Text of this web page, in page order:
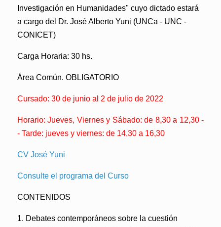
Investigación en Humanidades" cuyo dictado estará
a cargo del Dr. José Alberto Yuni (UNCa - UNC -
CONICET)
Carga Horaria: 30 hs.
Área Común. OBLIGATORIO
Cursado: 30 de junio al 2 de julio de 2022
Horario: Jueves, Viernes y Sábado: de 8,30 a 12,30 -
- Tarde: jueves y viernes: de 14,30 a 16,30
CV José Yuni
Consulte el programa del Curso
CONTENIDOS
1. Debates contemporáneos sobre la cuestión